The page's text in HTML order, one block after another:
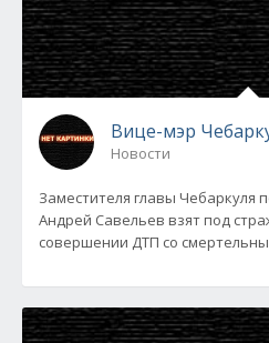
Вице-мэр
Новости
Заместителя главы Чебаркуля
Андрей Савельев взят под
совершении ДТП со